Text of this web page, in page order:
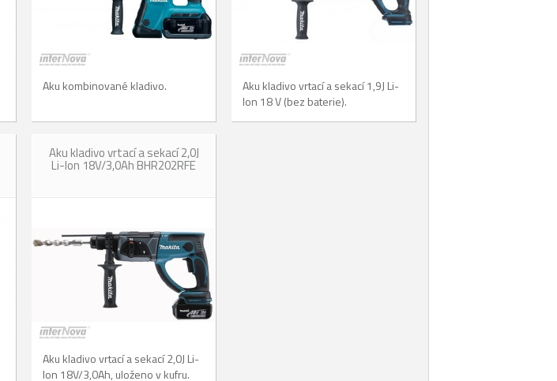
Aku kombinované kladivo.
Aku kladivo vrtací a sekací 1,9J Li-
Ion 18 V (bez baterie).
Aku kladivo vrtací a sekací 2,0J
Li-Ion 18V/3,0Ah BHR202RFE
Aku kladivo vrtací a sekací 2,0J Li-
Ion 18V/3,0Ah, uloženo v kufru.